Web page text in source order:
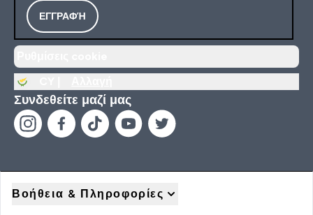
ΕΓΓΡΑΦΉ
Συνδεθείτε μαζί μας
Βοήθεια & Πληροφορίες